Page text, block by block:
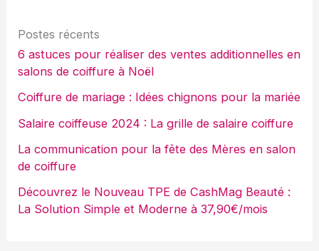
Postes récents
6 astuces pour réaliser des ventes additionnelles en
salons de coiffure à Noël
Coiffure de mariage : Idées chignons pour la mariée
Salaire coiffeuse 2024 : La grille de salaire coiffure
La communication pour la fête des Mères en salon
de coiffure
Découvrez le Nouveau TPE de CashMag Beauté :
La Solution Simple et Moderne à 37,90€/mois